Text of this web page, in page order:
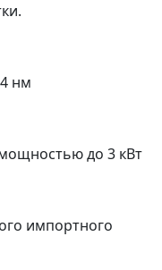
нм
до 3 кВт
импортного